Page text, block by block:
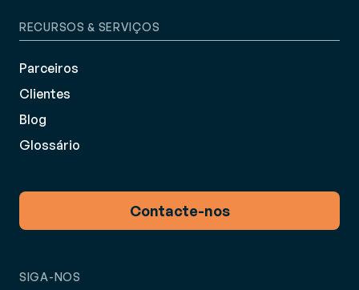
RECURSOS & SERVIÇOS
Parceiros
Clientes
Blog
Glossário
Contacte-nos
SIGA-NOS